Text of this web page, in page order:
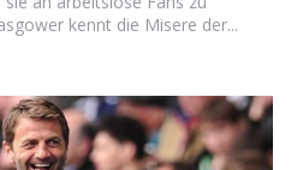
kennt die Misere der...